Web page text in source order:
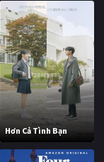
Hơn Cả Tình Bạn